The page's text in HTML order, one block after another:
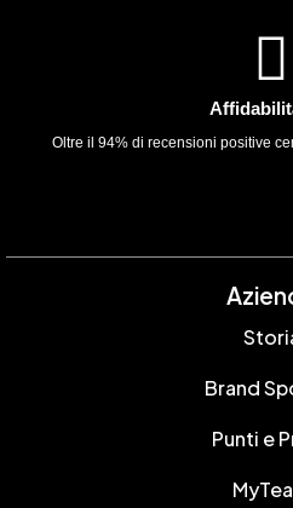
Oltre il 94% di recensioni positive
Brand
Punti e